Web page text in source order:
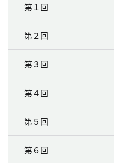
第１回
第２回
第３回
第４回
第５回
第６回